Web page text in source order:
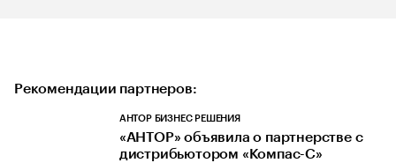
Рекомендации партнеров:
АНТОР БИЗНЕС РЕШЕНИЯ
«АНТОР» объявила о партнерстве с
дистрибьютором «Компас-С»